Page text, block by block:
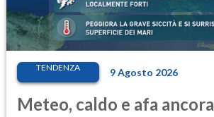
TENDENZA 9 Agosto 2026
Meteo, caldo e afa ancora